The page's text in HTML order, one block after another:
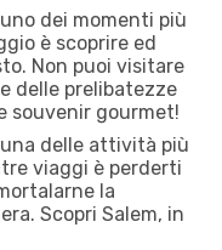
uno dei momenti più
è scoprire ed
Non puoi visitare
delle prelibatezze
souvenir gourmet!
una delle attività più
viaggi è perderti
la
Scopri Salem, in